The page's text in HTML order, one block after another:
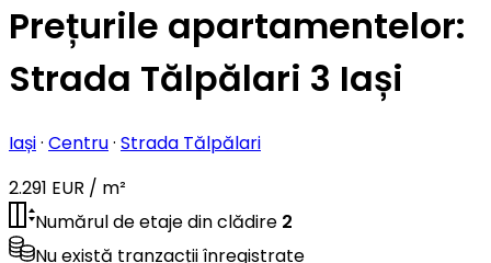
Prețurile apartamentelor:
Strada Tălpălari 3 Iași
Iași· Centru· Strada Tălpălari
2.291 EUR / m²
Numărul de etaje din clădire 2
Nu există tranzacții înregistrate